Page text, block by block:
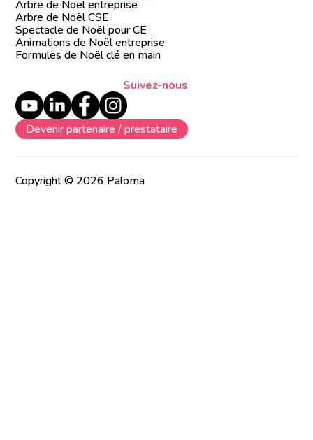
Arbre de Noël entreprise
Arbre de Noël CSE
Spectacle de Noël pour CE
Animations de Noël entreprise
Formules de Noël clé en main
Suivez-nous
Devenir partenaire / prestataire
Copyright © 2026 Paloma